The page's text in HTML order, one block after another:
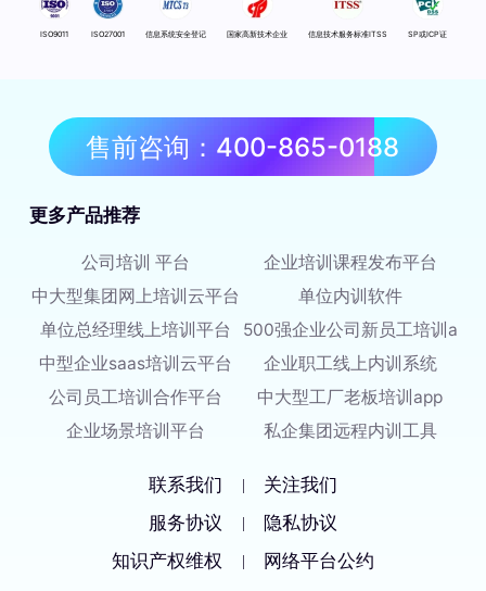
ISO9011 ISO27001 信息系统安全登记 国家高新技术企业 信息技术服务标准ITSS SP或ICP证
售前咨询：400-865-0188
更多产品推荐
公司培训 平台
企业培训课程发布平台
中大型集团网上培训云平台
单位内训软件
单位总经理线上培训平台
500强企业公司新员工培训app
中型企业saas培训云平台
企业职工线上内训系统
公司员工培训合作平台
中大型工厂老板培训app
企业场景培训平台
私企集团远程内训工具
联系我们 |
关注我们
服务协议
|
隐私协议
知识产权维权
| 网络平台公约